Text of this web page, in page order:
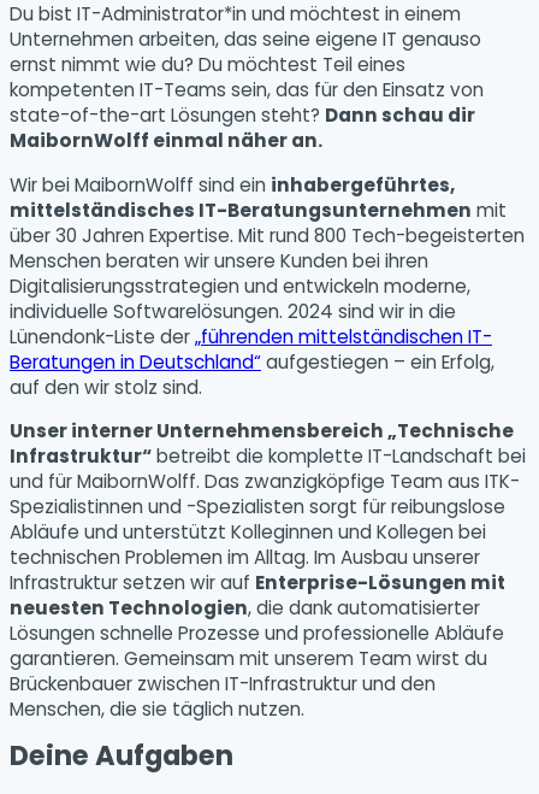
Du bist IT-Administrator*in und möchtest in einem
Unternehmen arbeiten, das seine eigene IT genauso
ernst nimmt wie du? Du möchtest Teil eines
kompetenten IT-Teams sein, das für den Einsatz von
state-of-the-art Lösungen steht? Dann schau dir
MaibornWolff einmal näher an.
Wir bei MaibornWolff sind ein inhabergeführtes,
mittelständisches IT-Beratungsunternehmen mit
über 30 Jahren Expertise. Mit rund 800 Tech-begeisterten
Menschen beraten wir unsere Kunden bei ihren
Digitalisierungsstrategien und entwickeln moderne,
individuelle Softwarelösungen. 2024 sind wir in die
Lünendonk-Liste der„führenden mittelständischen IT-
Beratungen in Deutschland“aufgestiegen – ein Erfolg,
auf den wir stolz sind.
Unser interner Unternehmensbereich „Technische
Infrastruktur“betreibt die komplette IT-Landschaft bei
und für MaibornWolff. Das zwanzigköpfige Team aus ITK-
Spezialistinnen und -Spezialisten sorgt für reibungslose
Abläufe und unterstützt Kolleginnen und Kollegen bei
technischen Problemen im Alltag. Im Ausbau unserer
Infrastruktur setzen wir auf Enterprise-Lösungen mit
neuesten Technologien, die dank automatisierter
Lösungen schnelle Prozesse und professionelle Abläufe
garantieren. Gemeinsam mit unserem Team wirst du
Brückenbauer zwischen IT-Infrastruktur und den
Menschen, die sie täglich nutzen.
Deine Aufgaben